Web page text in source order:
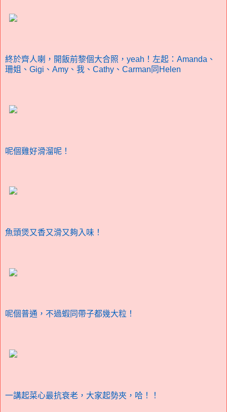
終於齊人喇，開飯前黎個大合照，yeah！左起：Amanda、
珊姐、Gigi、Amy、我、Cathy、Carman同Helen
呢個雞好滑溜呢！
魚頭煲又香又滑又夠入味！
呢個普通，不過蝦同帶子都幾大粒！
一講起菜心最抗衰老，大家起勢夾，哈！！